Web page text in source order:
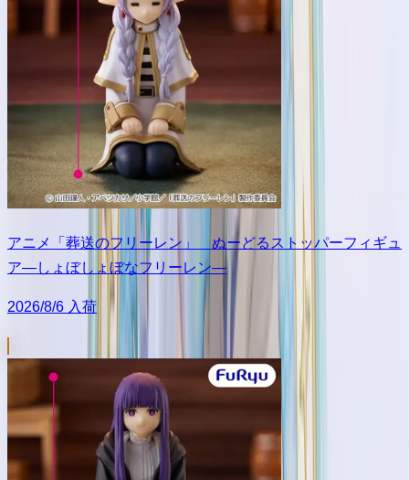
アニメ「葬送のフリーレン」 ぬーどるストッパーフィギュ
ア―しょぼしょぼなフリーレン―
2026/8/6 入荷